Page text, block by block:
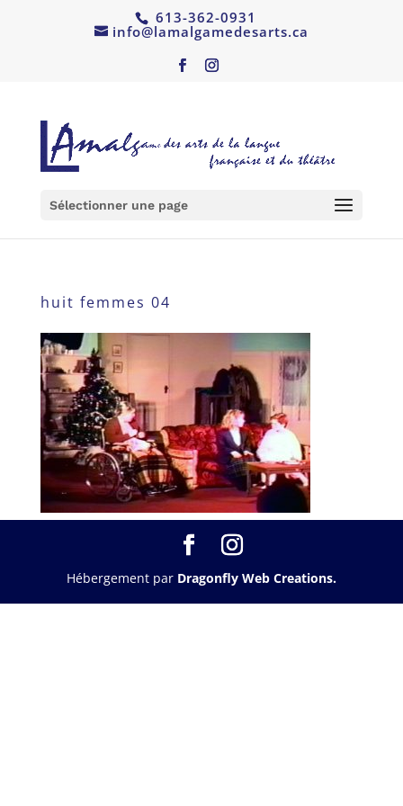
613-362-0931
info@lamalgamedesarts.ca
Sélectionner une page
huit femmes 04
Hébergement par Dragonfly Web Creations.